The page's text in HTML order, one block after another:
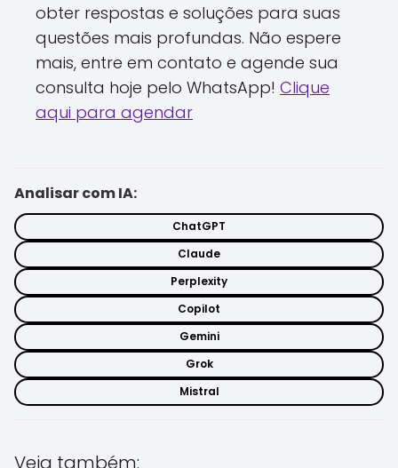
obter respostas e soluções para suas
questões mais profundas. Não espere
mais, entre em contato e agende sua
consulta hoje pelo WhatsApp! Clique
aqui para agendar
Analisar com IA:
ChatGPT
Claude
Perplexity
Copilot
Gemini
Grok
Mistral
Veja também: